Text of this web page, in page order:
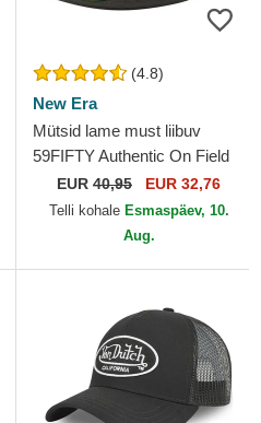
(4.8)
New Era
Mütsid lame must liibuv
59FIFTY Authentic On Field
Game Chicago White Sox
MLB New Era
EUR 40,95 EUR 32,76
Telli kohale Esmaspäev, 10.
Aug.